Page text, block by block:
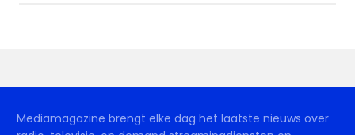
Mediamagazine brengt elke dag het laatste nieuws over